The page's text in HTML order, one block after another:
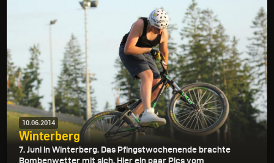
10.06.2014
Winterberg
7. Juni in Winterberg. Das Pfingstwochenende brachte
Bombenwetter mit sich. Hier ein paar Pics vom